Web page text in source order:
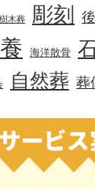
木葬 彫刻
海洋散骨
自然葬 葬